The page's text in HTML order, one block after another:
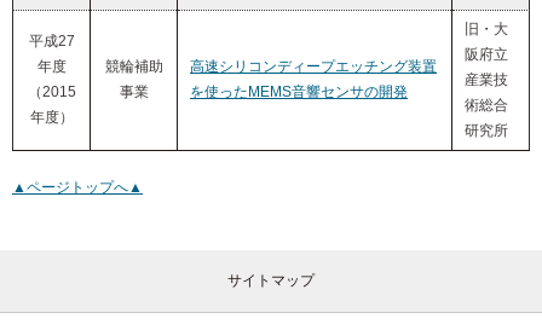
平成27
年度
（2015
年度）
競輪補助
事業
高速シリコンディープエッチング装置
を使ったMEMS音響センサの開発
旧・大
阪府立
産業技
術総合
研究所
▲ページトップへ▲
サイトマップ